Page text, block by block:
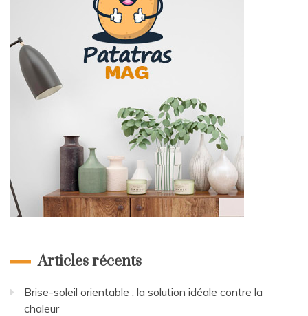
Articles récents
Brise-soleil orientable : la solution idéale contre la
chaleur